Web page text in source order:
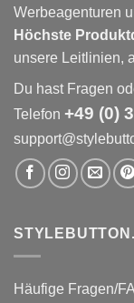
Werbeagenturen
Höchste
unsere Leitlinien,
Du hast Fragen
Telefon +49 (0)
Häufige Fragen/